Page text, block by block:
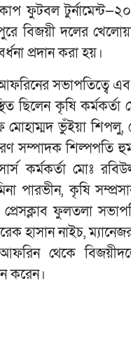
ফুটবল
বিজয়ী দলের
প্রদান করা হয়।
সভাপতিত্বে
ছিলেন কৃষি
মোহাম্মদ ভুঁইয়া
সম্পাদক শিল্পপতি
কর্মকর্তা মোঃ
পারভীন, কৃষি
ফুলতলা
হাসান নাইচ,
আফরিন থেকে
করেন।